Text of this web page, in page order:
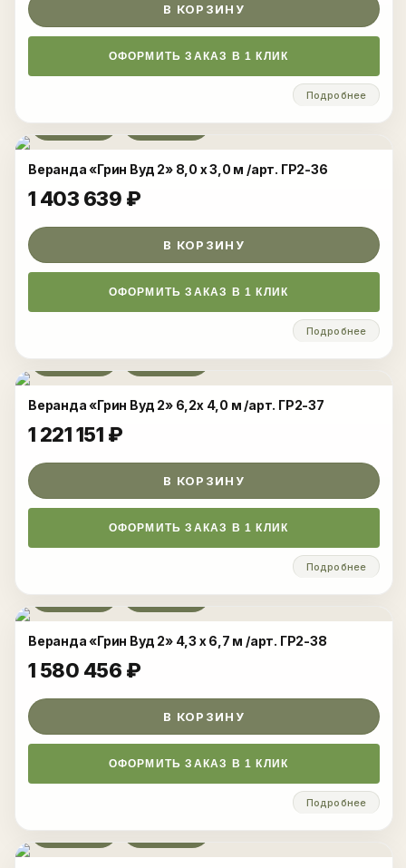
В КОРЗИНУ
ОФОРМИТЬ ЗАКАЗ В 1 КЛИК
Подробнее
Развернуть
Веранда «Грин Вуд 2» 8,0 x 3,0 м /арт. ГР2-36
1 403 639 ₽
В КОРЗИНУ
ОФОРМИТЬ ЗАКАЗ В 1 КЛИК
Подробнее
Развернуть
Веранда «Грин Вуд 2» 6,2x 4,0 м /арт. ГР2-37
1 221 151 ₽
В КОРЗИНУ
ОФОРМИТЬ ЗАКАЗ В 1 КЛИК
Подробнее
Развернуть
Веранда «Грин Вуд 2» 4,3 x 6,7 м /арт. ГР2-38
1 580 456 ₽
В КОРЗИНУ
ОФОРМИТЬ ЗАКАЗ В 1 КЛИК
Подробнее
Развернуть